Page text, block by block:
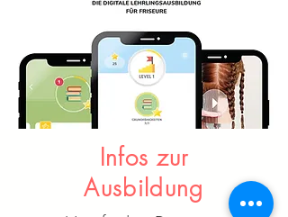
Infos zur
Ausbildung